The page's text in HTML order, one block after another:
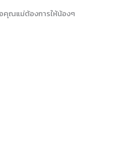
คุณแม่ต้องการให้น้องๆ